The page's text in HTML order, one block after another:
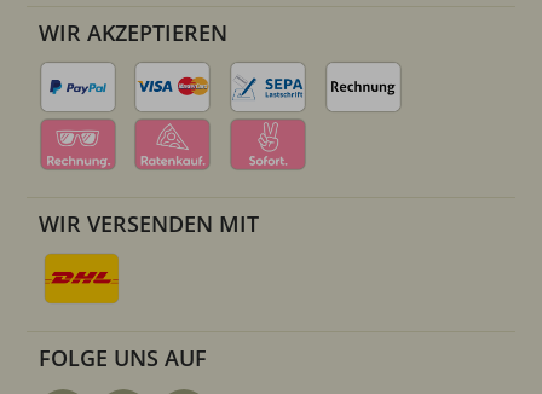
WIR AKZEPTIEREN
WIR VERSENDEN MIT
FOLGE UNS AUF